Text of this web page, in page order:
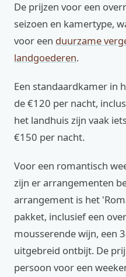
De prijzen voor een
seizoen en kamertype,
voor een duurzame
landgoederen.
Een standaardkamer in
de €120 per nacht,
het landhuis zijn vaak
€150 per nacht.
Voor een romantisch
zijn er arrangementen
arrangement is het
pakket, inclusief een
mousserende wijn, een
uitgebreid ontbijt. De
persoon voor een